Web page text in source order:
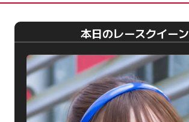
本日のレースクイーン